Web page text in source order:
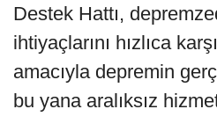
Destek Hattı,
ihtiyaçlarını hızlıca
amacıyla depremin
bu yana aralıksız